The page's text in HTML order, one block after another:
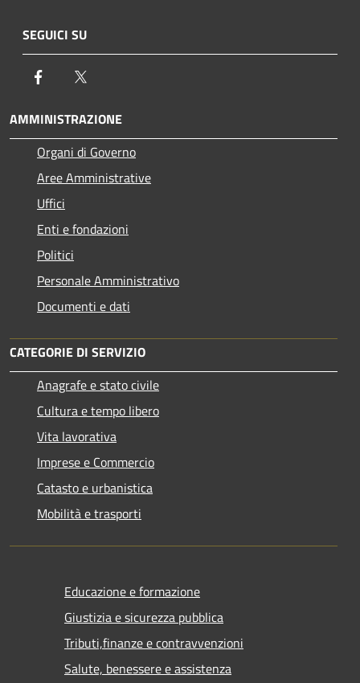
SEGUICI SU
Facebook
AMMINISTRAZIONE
Organi di Governo
Aree Amministrative
Uffici
Enti e fondazioni
Politici
Personale Amministrativo
Documenti e dati
CATEGORIE DI SERVIZIO
Anagrafe e stato civile
Cultura e tempo libero
Vita lavorativa
Imprese e Commercio
Catasto e urbanistica
Mobilità e trasporti
Educazione e formazione
Giustizia e sicurezza pubblica
Tributi,finanze e contravvenzioni
Salute, benessere e assistenza